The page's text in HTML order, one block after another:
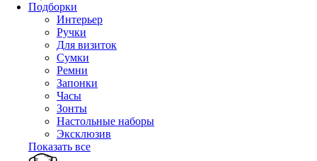
Подборки
Интерьер
Ручки
Для визиток
Сумки
Ремни
Запонки
Часы
Зонты
Настольные наборы
Эксклюзив
Показать все